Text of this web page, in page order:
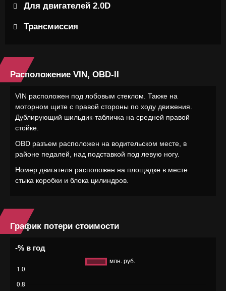
Для двигателей 2.0D
Трансмиссия
Расположение VIN, OBD-II
VIN расположен под лобовым стеклом. Также на
моторном щите с правой стороны по ходу движения.
Дублирующий шильдик-табличка на средней правой
стойке.
OBD разъем расположен на водительском месте, в
районе педалей, над подставкой под левую ногу.
Номер двигателя расположен на площадке в месте
стыка коробки и блока цилиндров.
График потери стоимости
-% в год